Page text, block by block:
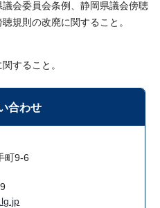
会委員会条例、静岡県議会傍聴
規則の改廃に関すること。
すること。
合わせ
町9-6